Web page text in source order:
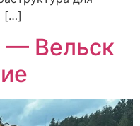
[…]
— Вельск